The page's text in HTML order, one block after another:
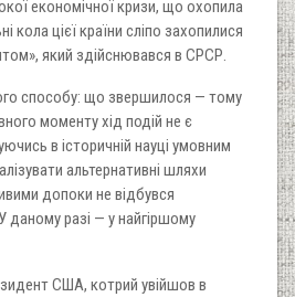
економічної кризи, що охопила
кола цієї країни сліпо захопилися
який здійснювався в СРСР.
способу: що звершилося — тому
моменту хід подій не є
в історичній науці умовним
альтернативні шляхи
допоки не відбувся
даному разі — у найгіршому
США, котрий увійшов в